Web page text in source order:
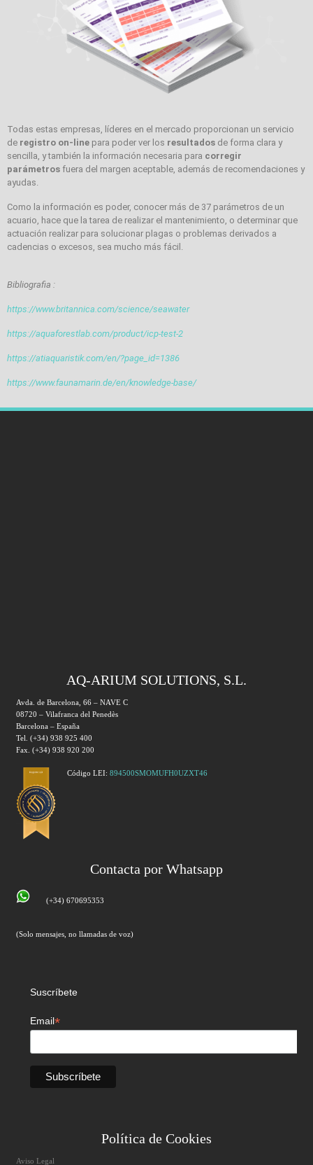
Todas estas empresas, líderes en el mercado proporcionan un servicio
de registro on-line para poder ver los resultados de forma clara y
sencilla, y también la información necesaria para corregir
parámetros fuera del margen aceptable, además de recomendaciones y
ayudas.
Como la información es poder, conocer más de 37 parámetros de un
acuario, hace que la tarea de realizar el mantenimiento, o determinar que
actuación realizar para solucionar plagas o problemas derivados a
cadencias o excesos, sea mucho más fácil.
Bibliografia :
https://www.britannica.com/science/seawater
https://aquaforestlab.com/product/icp-test-2
https://atiaquaristik.com/en/?page_id=1386
https://www.faunamarin.de/en/knowledge-base/
AQ-ARIUM SOLUTIONS, S.L.
Avda. de Barcelona, 66 – NAVE C
08720 – Vilafranca del Penedès
Barcelona – España
Tel. (+34) 938 925 400
Fax. (+34) 938 920 200
Código LEI: 894500SMOMUFH0UZXT46
Contacta por Whatsapp
(+34) 670695353
(Solo mensajes, no llamadas de voz)
Suscríbete
Email*
Política de Cookies
Aviso Legal